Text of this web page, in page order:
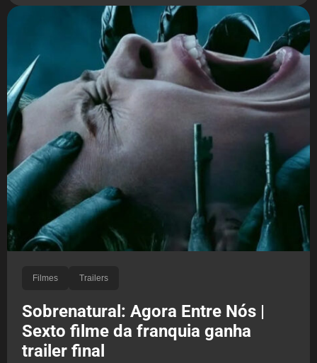
Filmes Trailers
Sobrenatural: Agora Entre Nós |
Sexto filme da franquia ganha
trailer final